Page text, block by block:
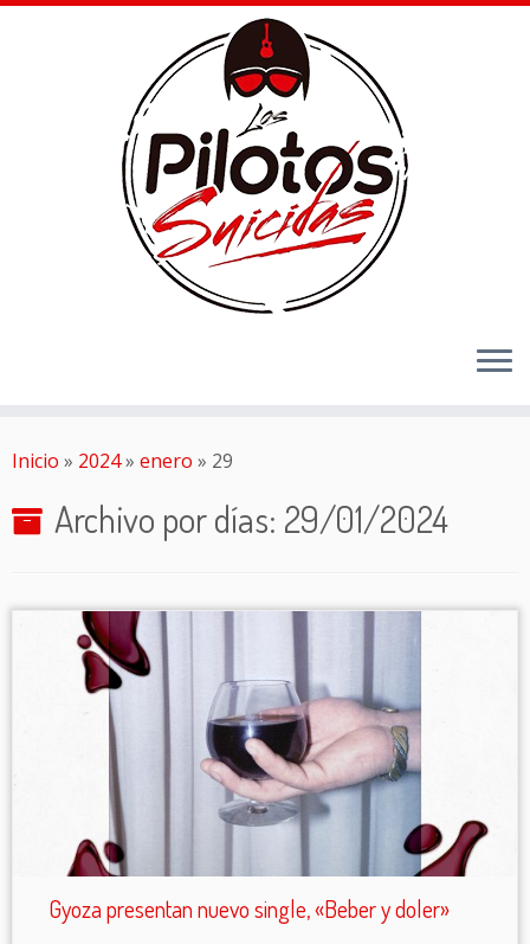
Inicio » 2024» enero » 29
Archivo por días: 29/01/2024
Gyoza presentan nuevo single, «Beber y doler»